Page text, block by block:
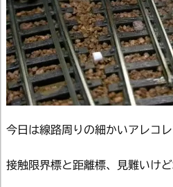
今日は線路周りの細かいアレコレ
接触限界標と距離標、見難いけ